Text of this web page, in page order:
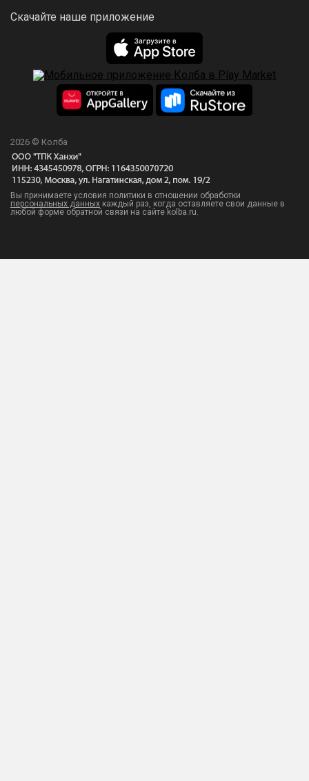
Скачайте наше приложение
2026 © Колба
Вы принимаете условия политики в отношении обработки
персональных данных каждый раз, когда оставляете свои данные в
любой форме обратной связи на сайте kolba.ru.